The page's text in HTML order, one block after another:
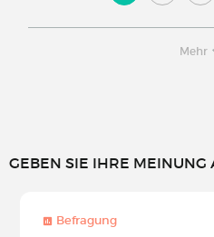
Mehr
GEBEN SIE IHRE MEINUNG
Befragung